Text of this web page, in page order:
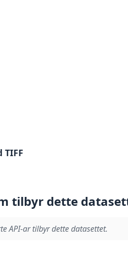
TIFF
tilbyr dette
API-ar tilbyr dette datasettet.